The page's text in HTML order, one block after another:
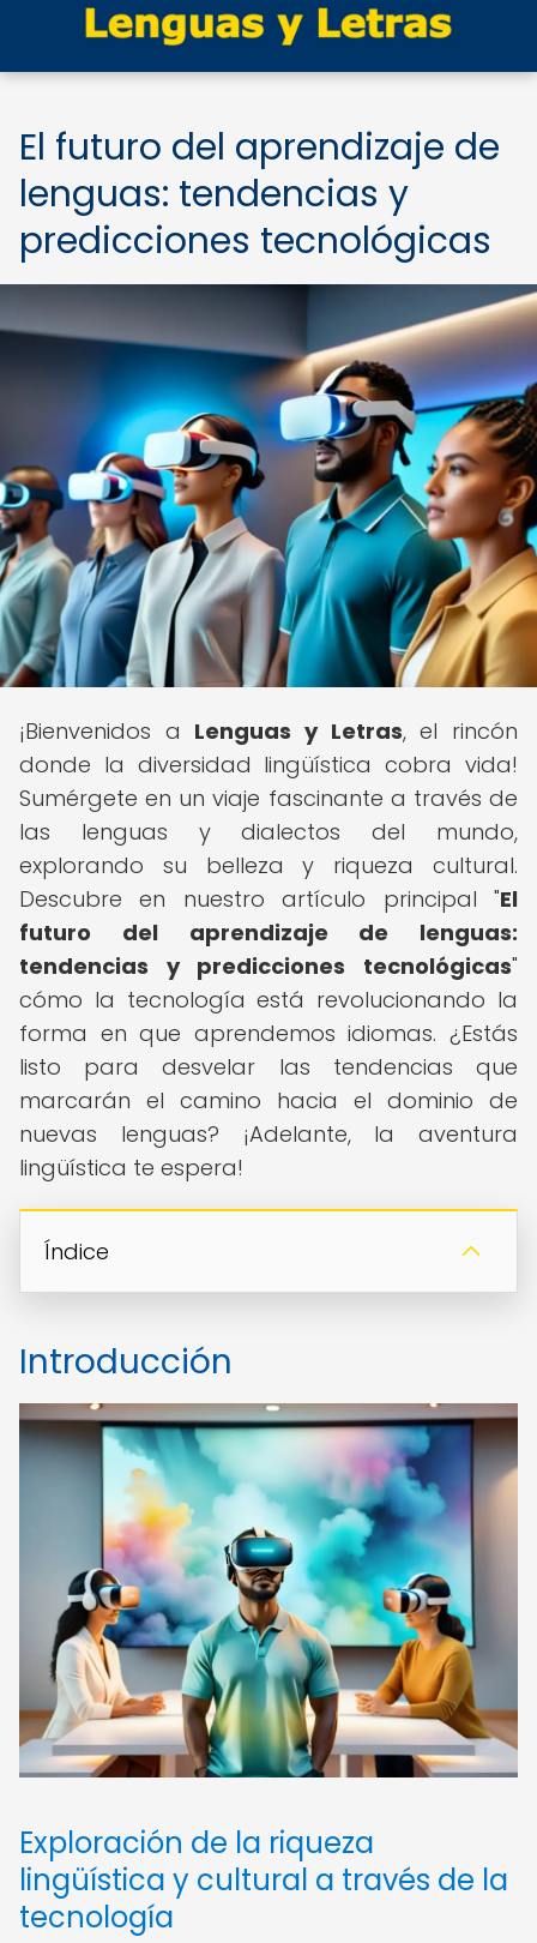
El futuro del aprendizaje de
lenguas: tendencias y
predicciones tecnológicas
¡Bienvenidos a Lenguas y Letras, el rincón
donde la diversidad lingüística cobra vida!
Sumérgete en un viaje fascinante a través de
las lenguas y dialectos del mundo,
explorando su belleza y riqueza cultural.
Descubre en nuestro artículo principal "El
futuro del aprendizaje de lenguas:
tendencias y predicciones tecnológicas"
cómo la tecnología está revolucionando la
forma en que aprendemos idiomas. ¿Estás
listo para desvelar las tendencias que
marcarán el camino hacia el dominio de
nuevas lenguas? ¡Adelante, la aventura
lingüística te espera!
Índice
Introducción
Exploración de la riqueza
lingüística y cultural a través de la
tecnología